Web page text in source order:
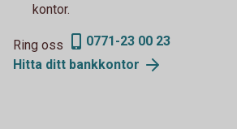
kontor.
Ring oss
0771-23 00 23
Hitta ditt bankkontor